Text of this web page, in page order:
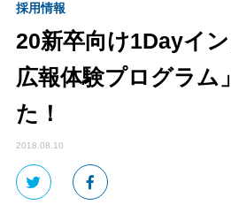
採用情報
20新卒向け1Dayイ
広報体験プログラム
た！
2018.08.10